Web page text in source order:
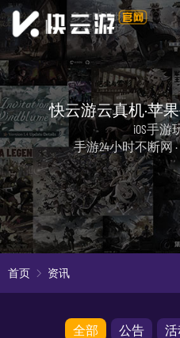
快云游云真机·苹
iOS手游
手游24小时不断网
首页 资讯
全部 公告 活